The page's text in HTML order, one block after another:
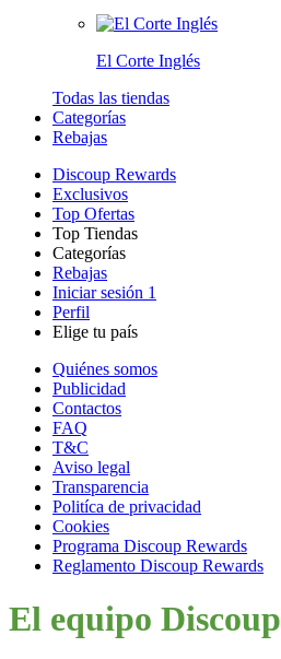
El Corte Inglés
Todas las tiendas
Categorías
Rebajas
Discoup Rewards
Exclusivos
Top Ofertas
Top Tiendas
AliExpress
SHEIN
Amazon
Categorías
Electrónica e
Accesorios
Hogar y
Jardín
Rebajas
Iniciar sesión 1
Perfil
Elige tu país
States
Kingdom
Quiénes somos
Publicidad
Contactos
FAQ
T&C
Aviso legal
Transparencia
Politíca de privacidad
Cookies
Programa Discoup Rewards
Reglamento Discoup Rewards
El equipo Discoup